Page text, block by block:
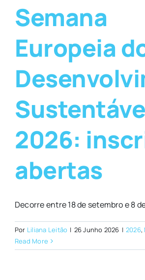
Semana
Europeia
2026:
abertas
Decorre entre 18 de setembro e 8
Por Liliana Leitão | 26 Junho 2026 | 2026,
Read More